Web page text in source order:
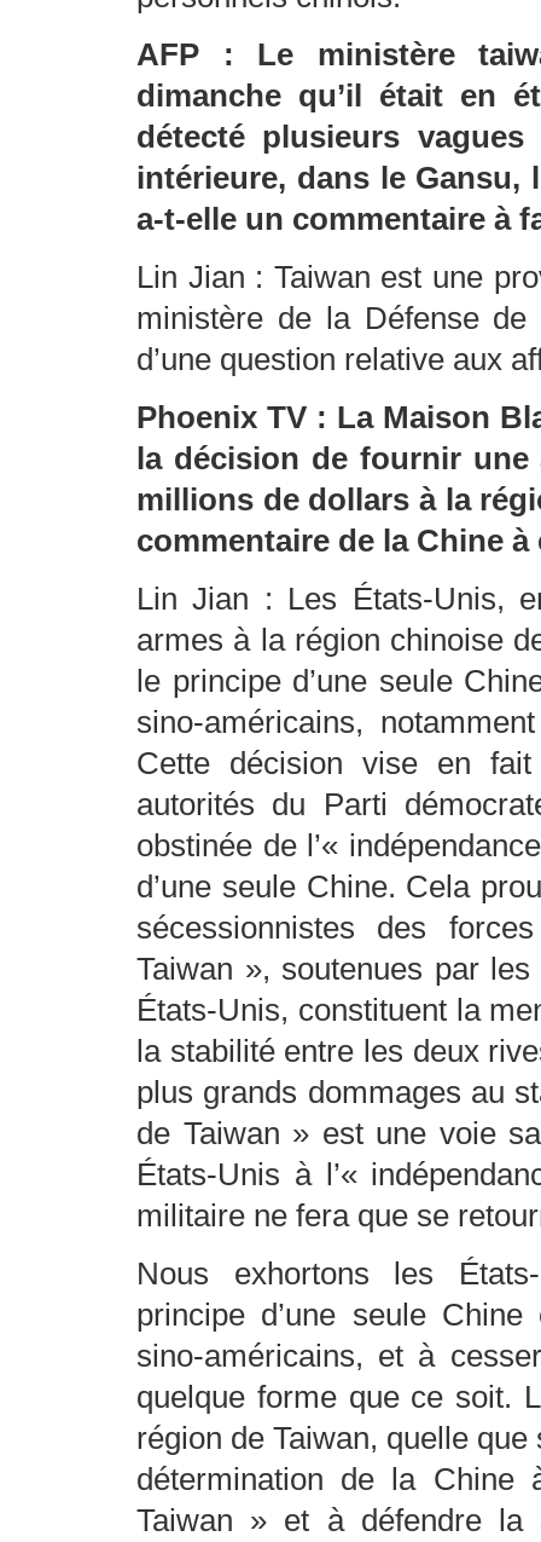
AFP : Le ministère
dimanche qu’il était en
détecté plusieurs
intérieure, dans le Gansu,
a-t-elle un commentaire à
Lin Jian : Taiwan est une
ministère de la Défense
d’une question relative aux
Phoenix TV : La Maison
la décision de fournir une
millions de dollars à la
commentaire de la Chine à
Lin Jian : Les États-Unis,
armes à la région chinoise
le principe d’une seule
sino-américains,
Cette décision vise en
autorités du Parti
obstinée de l’«
d’une seule Chine. Cela
sécessionnistes des
Taiwan », soutenues par
États-Unis, constituent la
la stabilité entre les deux
plus grands dommages au
de Taiwan » est une voie
États-Unis à l’«
militaire ne fera que se
Nous exhortons les
principe d’une seule
sino-américains, et à
quelque forme que ce soit.
région de Taiwan, quelle
détermination de la Chine
Taiwan » et à défendre la